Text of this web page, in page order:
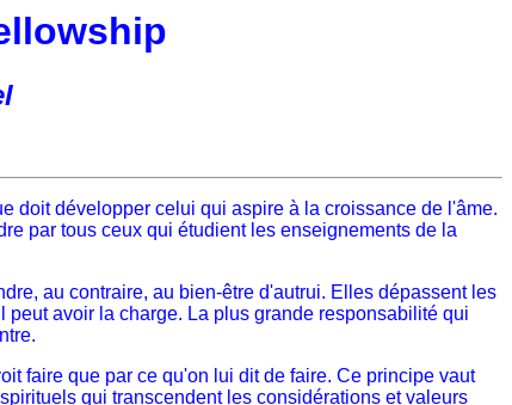
doit développer celui qui aspire à la croissance de l'âme.
par tous ceux qui étudient les enseignements de la
au contraire, au bien-être d'autrui. Elles dépassent les
avoir la charge. La plus grande responsabilité qui
faire que par ce qu'on lui dit de faire. Ce principe vaut
qui transcendent les considérations et valeurs